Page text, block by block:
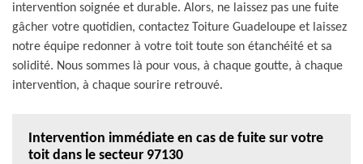
intervention soignée et durable. Alors, ne laissez pas une fuite
gâcher votre quotidien, contactez Toiture Guadeloupe et laissez
notre équipe redonner à votre toit toute son étanchéité et sa
solidité. Nous sommes là pour vous, à chaque goutte, à chaque
intervention, à chaque sourire retrouvé.
Intervention immédiate en cas de fuite sur votre
toit dans le secteur 97130